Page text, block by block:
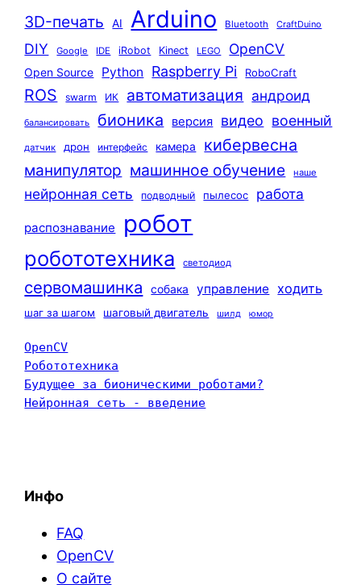
3D-печать AI Arduino Bluetooth CraftDuino
DIY Google IDE iRobot Kinect LEGO OpenCV
Open Source Python Raspberry Pi RoboCraft
ROS swarm ИК автоматизация андроид
балансировать бионика версия видео военный
датчик дрон интерфейс камера кибервесна
манипулятор машинное обучение наше
нейронная сеть подводный пылесос работа
распознавание робот
робототехника светодиод
сервомашинка собака управление ходить
шаг за шагом шаговый двигатель шилд юмор
OpenCV
Робототехника
Будущее за бионическими роботами?
Нейронная сеть - введение
Инфо
FAQ
OpenCV
О сайте